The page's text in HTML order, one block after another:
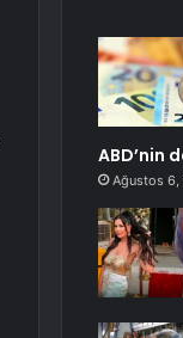
ABD’nin
Ağustos 6,